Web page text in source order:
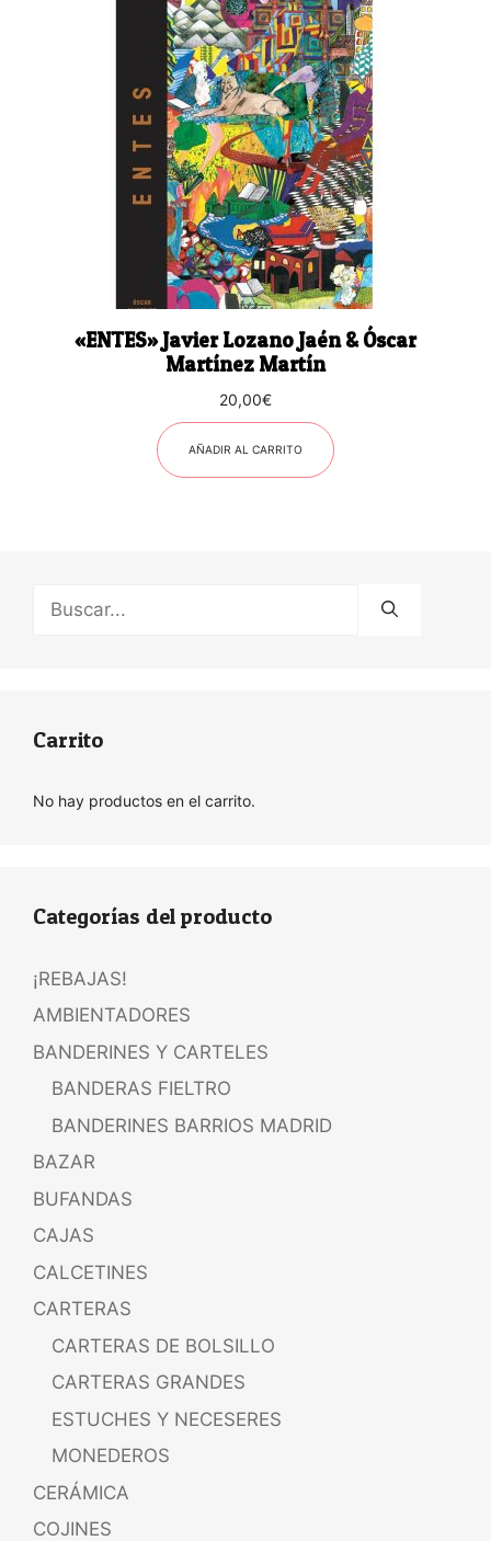
«ENTES» Javier Lozano Jaén & Óscar
Martínez Martín
20,00€
AÑADIR AL CARRITO
Carrito
No hay productos en el carrito.
Categorías del producto
¡REBAJAS!
AMBIENTADORES
BANDERINES Y CARTELES
BANDERAS FIELTRO
BANDERINES BARRIOS MADRID
BAZAR
BUFANDAS
CAJAS
CALCETINES
CARTERAS
CARTERAS DE BOLSILLO
CARTERAS GRANDES
ESTUCHES Y NECESERES
MONEDEROS
CERÁMICA
COJINES